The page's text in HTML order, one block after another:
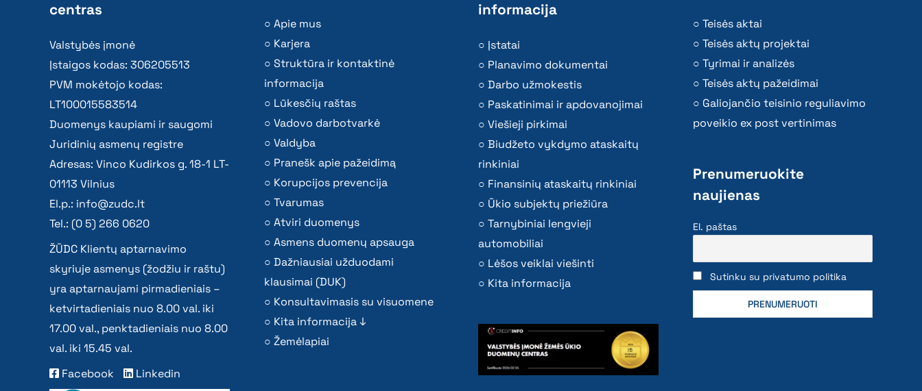
centras
Valstybės įmonė
Įstaigos kodas: 306205513
PVM mokėtojo kodas:
LT100015583514
Duomenys kaupiami ir saugomi
Juridinių asmenų registre
Adresas: Vinco Kudirkos g. 18-1 LT-
01113 Vilnius
El.p.: info@zudc.lt
Tel.: (0 5) 266 0620
ŽŪDC Klientų aptarnavimo
skyriuje asmenys (žodžiu ir raštu)
yra aptarnaujami pirmadieniais –
ketvirtadieniais nuo 8.00 val. iki
17.00 val., penktadieniais nuo 8.00
val. iki 15.45 val.
Facebook
Linkedin
Apie mus
Karjera
Struktūra ir kontaktinė
informacija
Lūkesčių raštas
Vadovo darbotvarkė
Valdyba
Pranešk apie pažeidimą
Korupcijos prevencija
Tvarumas
Atviri duomenys
Asmens duomenų apsauga
Dažniausiai užduodami
klausimai (DUK)
Konsultavimasis su visuomene
Kita informacija ↓
Žemėlapiai
informacija
Įstatai
Planavimo dokumentai
Darbo užmokestis
Paskatinimai ir apdovanojimai
Viešieji pirkimai
Biudžeto vykdymo ataskaitų
rinkiniai
Finansinių ataskaitų rinkiniai
Ūkio subjektų priežiūra
Tarnybiniai lengvieji
automobiliai
Lėšos veiklai viešinti
Kita informacija
Teisės aktai
Teisės aktų projektai
Tyrimai ir analizės
Teisės aktų pažeidimai
Galiojančio teisinio reguliavimo
poveikio ex post vertinimas
Prenumeruokite
naujienas
El. paštas
Sutinku su privatumo politika